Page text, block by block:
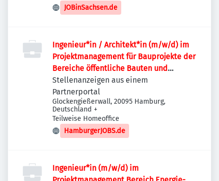
JOBinSachsen.de
Ingenieur*in / Architekt*in (m/w/d) im
Projektmanagement für Bauprojekte der
Bereiche öffentliche Bauten und
Industriebauten / Infrastruktur
Stellenanzeigen aus einem
Partnerportal
Glockengießerwall, 20095 Hamburg,
Deutschland +
Teilweise Homeoffice
HamburgerJOBS.de
Ingenieur*in (m/w/d) im